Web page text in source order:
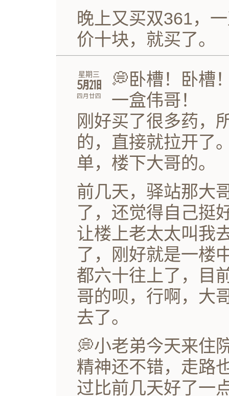
晚上又买双361，
价十块，就买了。
星期三
㋄㏴
四月廿四
💭卧槽！卧槽
一盒伟哥！
刚好买了很多药，
的，直接就拉开了
单，楼下大哥的。
前几天，驿站那大
了，还觉得自己挺
让楼上老太太叫我
了，刚好就是一楼
都六十往上了，目
哥的呗，行啊，大
去了。
💭小老弟今天来住
精神还不错，走路
过比前几天好了一